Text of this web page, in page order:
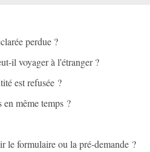
perdue ?
il voyager à l'étranger ?
est refusée ?
en même temps ?
le formulaire ou la pré-demande ?